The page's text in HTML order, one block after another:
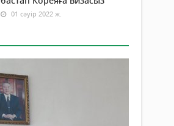
01 сәуір 2022 ж.